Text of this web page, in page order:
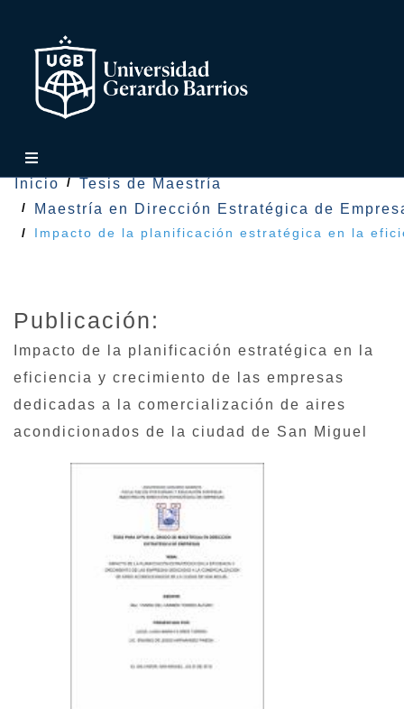
Inicio
Tesis de Maestría
Maestría en Dirección Estratégica de
Impacto de la planificación estratégica en la
Publicación:
Impacto de la planificación estratégica en la
eficiencia y crecimiento de las empresas
dedicadas a la comercialización de aires
acondicionados de la ciudad de San Miguel